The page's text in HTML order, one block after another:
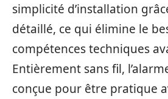
simplicité d’installation
détaillé, ce qui élimine le
compétences techniques
Entièrement sans fil,
conçue pour être pratique